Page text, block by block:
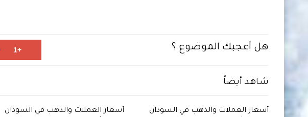
هل أعجبك الموضوع ؟
شاهد أيضاً
أسعار العملات والذهب في السودان
أسعار العملات والذهب في السودان